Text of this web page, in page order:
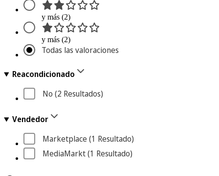
y más (2)
y más (2)
Todas las valoraciones
Reacondicionado
No (2 Resultados)
Vendedor
Marketplace (1 Resultado)
MediaMarkt (1 Resultado)